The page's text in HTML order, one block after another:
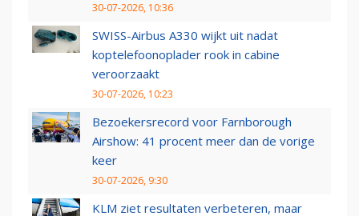
30-07-2026, 10:36
SWISS-Airbus A330 wijkt uit nadat
koptelefoonoplader rook in cabine
veroorzaakt
30-07-2026, 10:23
Bezoekersrecord voor Farnborough
Airshow: 41 procent meer dan de vorige
keer
30-07-2026, 9:30
KLM ziet resultaten verbeteren, maar